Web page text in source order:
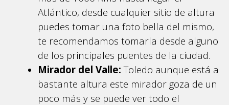
Atlántico, desde cualquier sitio de altura
puedes tomar una foto bella del mismo,
te recomendamos tomarla desde alguno
de los principales puentes de la ciudad.
Mirador del Valle:Toledo aunque está a
bastante altura este mirador goza de un
poco más y se puede ver todo el